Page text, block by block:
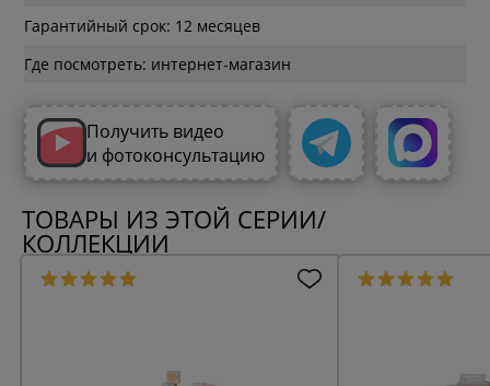
Гарантийный срок: 12 месяцев
Где посмотреть: интернет-магазин
Получить видео
и фотоконсультацию
ТОВАРЫ ИЗ ЭТОЙ СЕРИИ/
КОЛЛЕКЦИИ